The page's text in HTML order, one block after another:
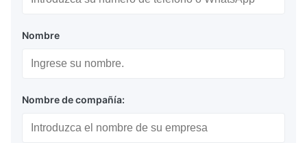
Nombre
Nombre de compañía: